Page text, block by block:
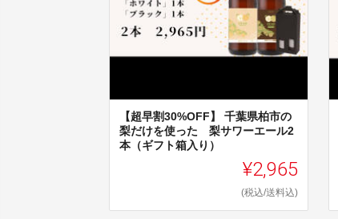
【超早割30%OFF】 千葉県柏市の
梨だけを使った 梨サワーエール2
本（ギフト箱入り）
¥2,965
(税込/送料込)